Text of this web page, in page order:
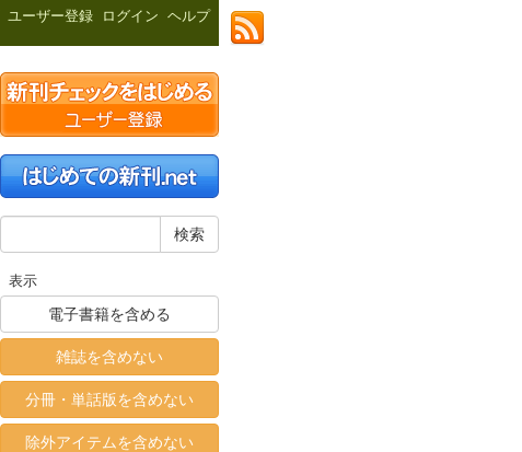
ユーザー登録 ログイン ヘルプ
表示
電子書籍を含める
雑誌を含めない
分冊・単話版を含めない
除外アイテムを含めない